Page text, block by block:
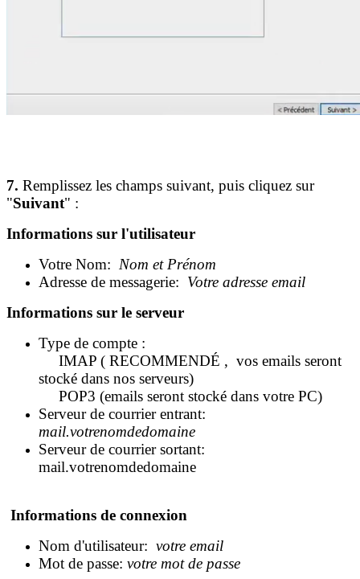
7. Remplissez les champs suivant, puis cliquez sur
"Suivant" :
Informations sur l'utilisateur
Votre Nom: ​ Nom et Prénom
Adresse de messagerie: ​ Votre adresse email
Informations sur le serveur
Type de compte : ​
IMAP ​( ​RECOMMENDÉ ​, vos emails seront
stocké dans nos serveurs)
POP3 ​(emails seront stocké dans votre PC)
Serveur de courrier entrant: ​
mail.votrenomdedomaine
Serveur de courrier sortant: ​
mail.votrenomdedomaine
Informations de connexion
Nom d'utilisateur: votre email
Mot de passe: votre mot de passe